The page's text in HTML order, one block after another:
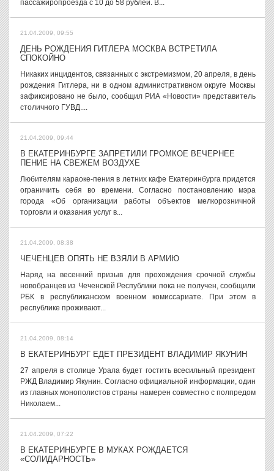
пассажиропроезда с 10 до 58 рублей. В...
21.04.2009, 09:55
ДЕНЬ РОЖДЕНИЯ ГИТЛЕРА МОСКВА ВСТРЕТИЛА
СПОКОЙНО
Никаких инцидентов, связанных с экстремизмом, 20 апреля, в день
рождения Гитлера, ни в одном административном округе Москвы
зафиксировано не было, сообщил РИА «Новости» представитель
столичного ГУВД....
21.04.2009, 09:44
В ЕКАТЕРИНБУРГЕ ЗАПРЕТИЛИ ГРОМКОЕ ВЕЧЕРНЕЕ
ПЕНИЕ НА СВЕЖЕМ ВОЗДУХЕ
Любителям караоке-пения в летних кафе Екатеринбурга придется
ограничить себя во времени. Согласно постановлению мэра
города «Об организации работы объектов мелкорозничной
торговли и оказания услуг в...
21.04.2009, 08:38
ЧЕЧЕНЦЕВ ОПЯТЬ НЕ ВЗЯЛИ В АРМИЮ
Наряд на весенний призыв для прохождения срочной службы
новобранцев из Чеченской Республики пока не получен, сообщили
РБК в республиканском военном комиссариате. При этом в
республике проживают...
21.04.2009, 08:14
В ЕКАТЕРИНБУРГ ЕДЕТ ПРЕЗИДЕНТ ВЛАДИМИР ЯКУНИН
27 апреля в столице Урала будет гостить всесильный президент
РЖД Владимир Якунин. Согласно официальной информации, один
из главных монополистов страны намерен совместно с полпредом
Николаем...
21.04.2009, 07:22
В ЕКАТЕРИНБУРГЕ В МУКАХ РОЖДАЕТСЯ
«СОЛИДАРНОСТЬ»